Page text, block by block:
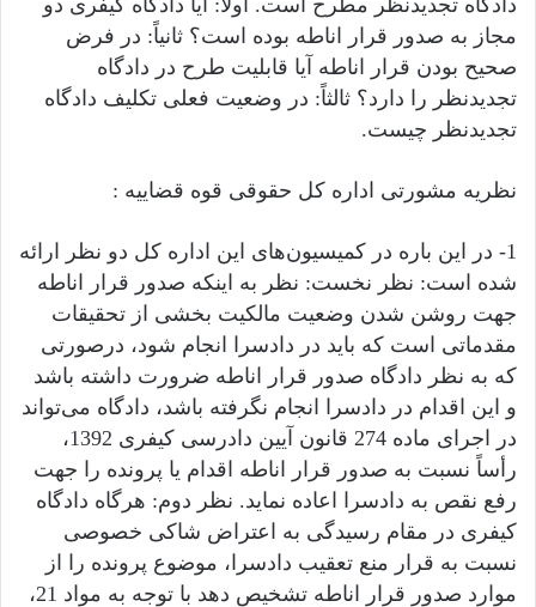
مجاز به صدور قرار اناطه بوده است؟ ثانیاً: در فرض
صحیح بودن قرار اناطه آیا قابلیت طرح در دادگاه
تجدیدنظر را دارد؟ ثالثاً: در وضعیت فعلی تکلیف دادگاه
تجدیدنظر چیست.
نظریه مشورتی اداره کل حقوقی قوه قضاییه :
1- در این باره در کمیسیون‌های این اداره کل دو نظر ارائه
شده است: نظر نخست: نظر به اینکه صدور قرار اناطه
جهت روشن شدن وضعیت مالکیت بخشی از تحقیقات
مقدماتی است که باید در دادسرا انجام شود، درصورتی
که به نظر دادگاه صدور قرار اناطه ضرورت داشته باشد
و این اقدام در دادسرا انجام نگرفته باشد، دادگاه می‌تواند
در اجرای ماده 274 قانون آیین دادرسی کیفری 1392،
رأساً نسبت به صدور قرار اناطه اقدام یا پرونده را جهت
رفع نقص به دادسرا اعاده ‌نماید. نظر دوم: هرگاه دادگاه
کیفری در مقام رسیدگی به اعتراض شاکی خصوصی
نسبت به قرار منع تعقیب دادسرا، موضوع پرونده را از
موارد صدور قرار اناطه تشخیص دهد با توجه به مواد 21،